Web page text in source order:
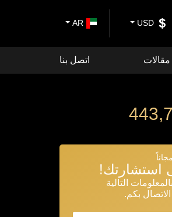
USD
AR
مقالات اتصل بنا
مجاناً
استشارتك!
التالية
بكم.